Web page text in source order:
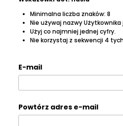
Minimalna liczba znaków: 8
Nie używaj nazwy Użytkownika
Użyj co najmniej jednej cyfry.
Nie korzystaj z sekwencji 4
E-mail
Powtórz adres e-mail